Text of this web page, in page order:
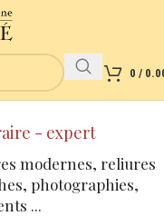
0 /
- expert
modernes, reliures
photographies,
...